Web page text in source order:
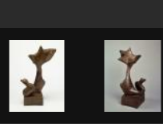
CCI/Bertrand Prévost/Dist.